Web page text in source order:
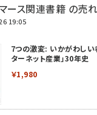
ース関連書籍 の売
19:05
7つの激変: いかがわしい
ターネット産業」30年史
￥1,980